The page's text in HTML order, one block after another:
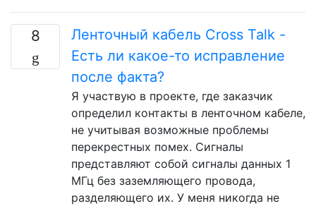
8
Ленточный кабель Cross Talk -
Есть ли какое-то исправление
после факта?
Я участвую в проекте, где заказчик
определил контакты в ленточном кабеле,
не учитывая возможные проблемы
перекрестных помех. Сигналы
представляют собой сигналы данных 1
МГц без заземляющего провода,
разделяющего их. У меня никогда не